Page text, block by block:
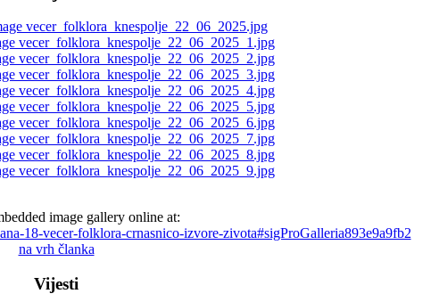
image gallery online at:
18-vecer-folklora-crnasnico-izvore-zivota#sigProGalleria893e9a9fb2
na vrh članka
Vijesti